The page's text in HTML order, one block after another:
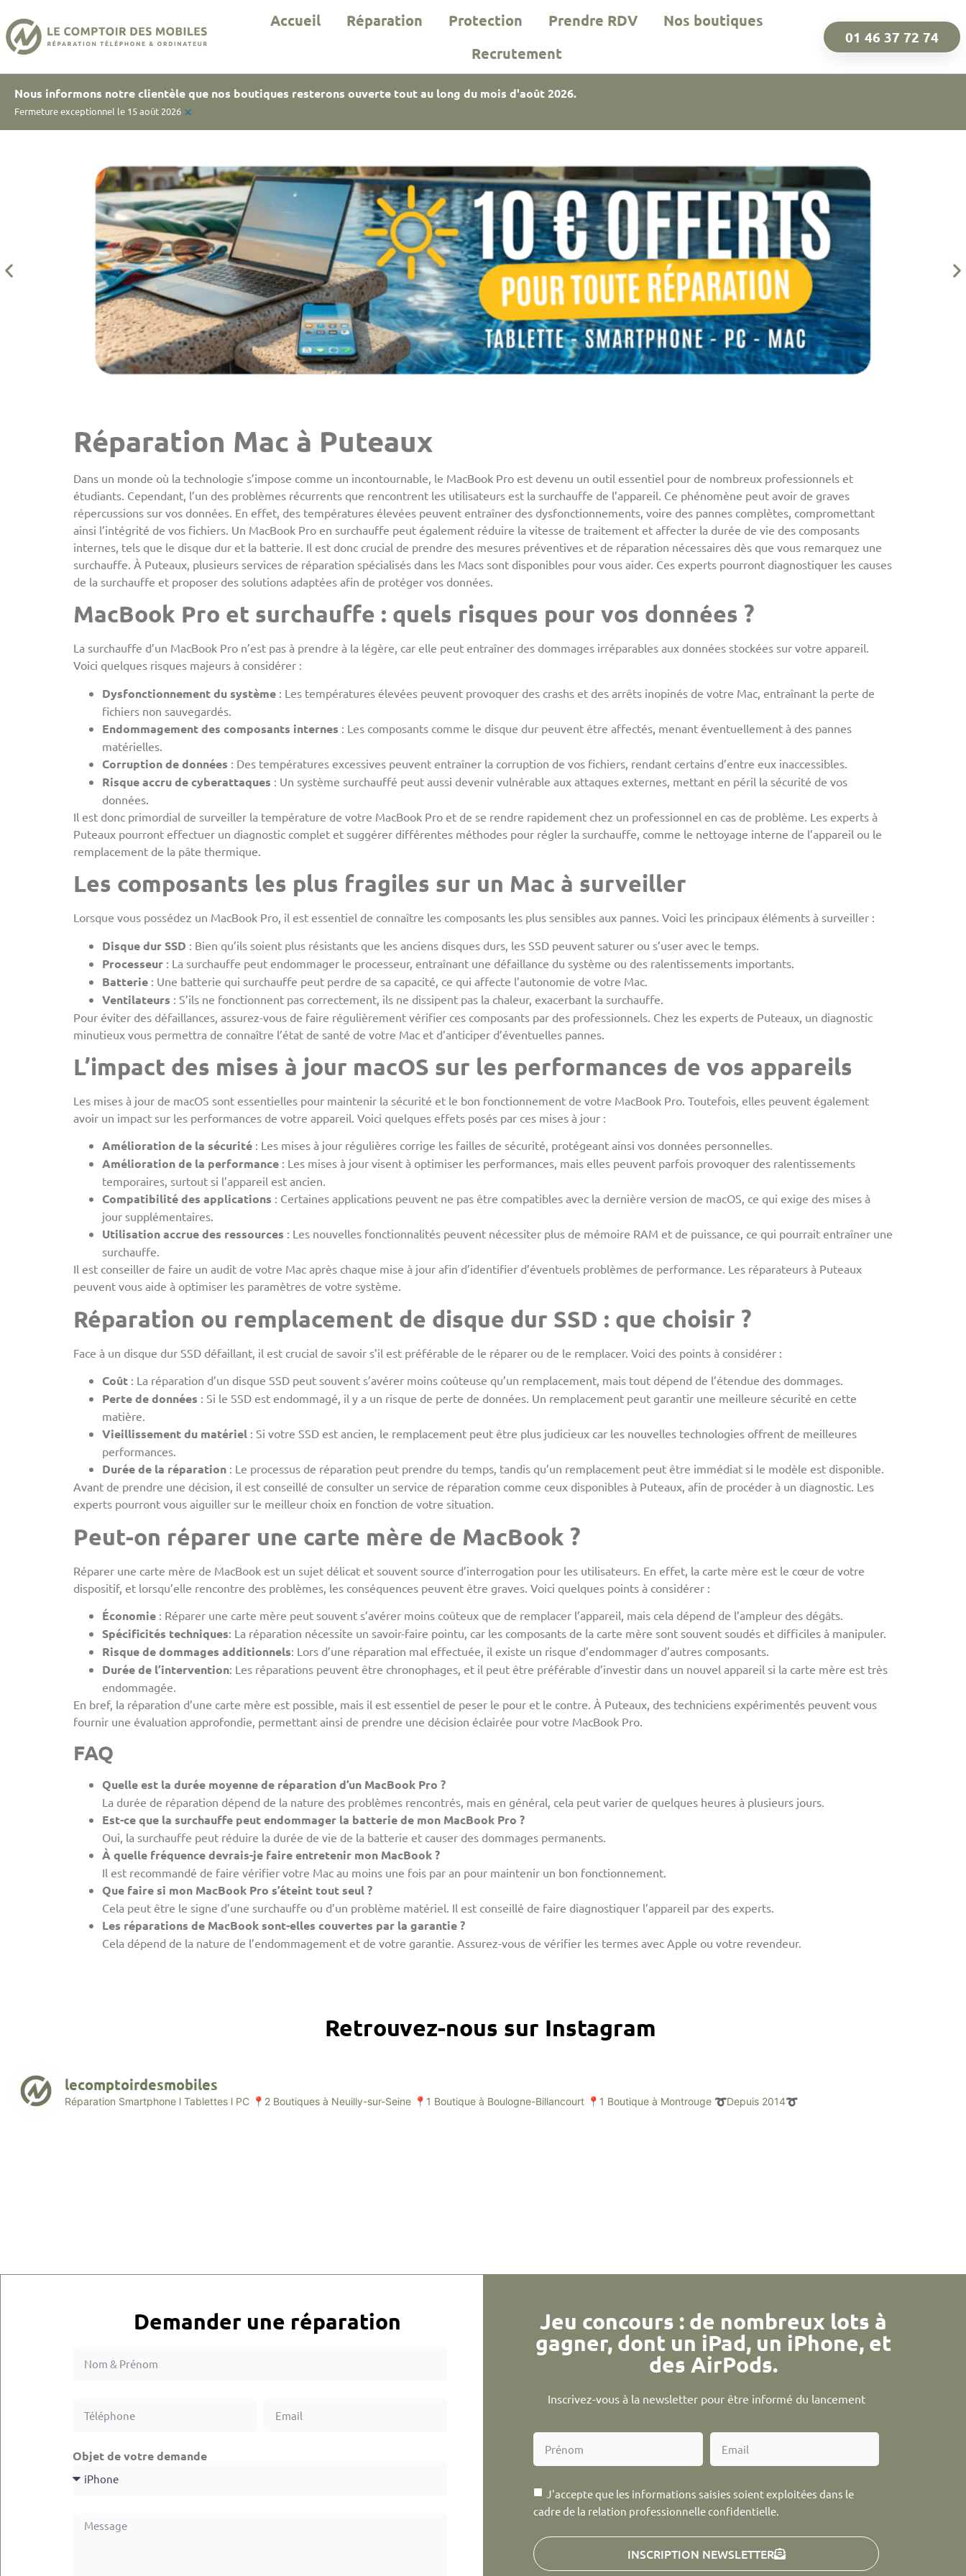
Accueil Réparation Protection Prendre RDV
Nos boutiques
Recrutement
01 46 37 72 74
Nous informons notre clientèle que nos boutiques resterons ouverte tout au long du mois d'août 2026.
Fermeture exceptionnel le 15 août 2026 ×
Réparation Mac à Puteaux
Dans un monde où la technologie s’impose comme un incontournable, le MacBook Pro est devenu un outil essentiel pour de nombreux professionnels et
étudiants. Cependant, l’un des problèmes récurrents que rencontrent les utilisateurs est la surchauffe de l’appareil. Ce phénomène peut avoir de graves
répercussions sur vos données. En effet, des températures élevées peuvent entraîner des dysfonctionnements, voire des pannes complètes, compromettant
ainsi l’intégrité de vos fichiers. Un MacBook Pro en surchauffe peut également réduire la vitesse de traitement et affecter la durée de vie des composants
internes, tels que le disque dur et la batterie. Il est donc crucial de prendre des mesures préventives et de réparation nécessaires dès que vous remarquez une
surchauffe. À Puteaux, plusieurs services de réparation spécialisés dans les Macs sont disponibles pour vous aider. Ces experts pourront diagnostiquer les causes
de la surchauffe et proposer des solutions adaptées afin de protéger vos données.
MacBook Pro et surchauffe : quels risques pour vos données ?
La surchauffe d’un MacBook Pro n’est pas à prendre à la légère, car elle peut entraîner des dommages irréparables aux données stockées sur votre appareil.
Voici quelques risques majeurs à considérer :
Dysfonctionnement du système : Les températures élevées peuvent provoquer des crashs et des arrêts inopinés de votre Mac, entraînant la perte de
fichiers non sauvegardés.
Endommagement des composants internes : Les composants comme le disque dur peuvent être affectés, menant éventuellement à des pannes
matérielles.
Corruption de données : Des températures excessives peuvent entraîner la corruption de vos fichiers, rendant certains d’entre eux inaccessibles.
Risque accru de cyberattaques : Un système surchauffé peut aussi devenir vulnérable aux attaques externes, mettant en péril la sécurité de vos
données.
Il est donc primordial de surveiller la température de votre MacBook Pro et de se rendre rapidement chez un professionnel en cas de problème. Les experts à
Puteaux pourront effectuer un diagnostic complet et suggérer différentes méthodes pour régler la surchauffe, comme le nettoyage interne de l’appareil ou le
remplacement de la pâte thermique.
Les composants les plus fragiles sur un Mac à surveiller
Lorsque vous possédez un MacBook Pro, il est essentiel de connaître les composants les plus sensibles aux pannes. Voici les principaux éléments à surveiller :
Disque dur SSD : Bien qu’ils soient plus résistants que les anciens disques durs, les SSD peuvent saturer ou s’user avec le temps.
Processeur : La surchauffe peut endommager le processeur, entraînant une défaillance du système ou des ralentissements importants.
Batterie : Une batterie qui surchauffe peut perdre de sa capacité, ce qui affecte l’autonomie de votre Mac.
Ventilateurs : S’ils ne fonctionnent pas correctement, ils ne dissipent pas la chaleur, exacerbant la surchauffe.
Pour éviter des défaillances, assurez-vous de faire régulièrement vérifier ces composants par des professionnels. Chez les experts de Puteaux, un diagnostic
minutieux vous permettra de connaître l’état de santé de votre Mac et d’anticiper d’éventuelles pannes.
L’impact des mises à jour macOS sur les performances de vos appareils
Les mises à jour de macOS sont essentielles pour maintenir la sécurité et le bon fonctionnement de votre MacBook Pro. Toutefois, elles peuvent également
avoir un impact sur les performances de votre appareil. Voici quelques effets posés par ces mises à jour :
Amélioration de la sécurité : Les mises à jour régulières corrige les failles de sécurité, protégeant ainsi vos données personnelles.
Amélioration de la performance : Les mises à jour visent à optimiser les performances, mais elles peuvent parfois provoquer des ralentissements
temporaires, surtout si l’appareil est ancien.
Compatibilité des applications : Certaines applications peuvent ne pas être compatibles avec la dernière version de macOS, ce qui exige des mises à
jour supplémentaires.
Utilisation accrue des ressources : Les nouvelles fonctionnalités peuvent nécessiter plus de mémoire RAM et de puissance, ce qui pourrait entraîner une
surchauffe.
Il est conseiller de faire un audit de votre Mac après chaque mise à jour afin d’identifier d’éventuels problèmes de performance. Les réparateurs à Puteaux
peuvent vous aide à optimiser les paramètres de votre système.
Réparation ou remplacement de disque dur SSD : que choisir ?
Face à un disque dur SSD défaillant, il est crucial de savoir s’il est préférable de le réparer ou de le remplacer. Voici des points à considérer :
Coût : La réparation d’un disque SSD peut souvent s’avérer moins coûteuse qu’un remplacement, mais tout dépend de l’étendue des dommages.
Perte de données : Si le SSD est endommagé, il y a un risque de perte de données. Un remplacement peut garantir une meilleure sécurité en cette
matière.
Vieillissement du matériel : Si votre SSD est ancien, le remplacement peut être plus judicieux car les nouvelles technologies offrent de meilleures
performances.
Durée de la réparation : Le processus de réparation peut prendre du temps, tandis qu’un remplacement peut être immédiat si le modèle est disponible.
Avant de prendre une décision, il est conseillé de consulter un service de réparation comme ceux disponibles à Puteaux, afin de procéder à un diagnostic. Les
experts pourront vous aiguiller sur le meilleur choix en fonction de votre situation.
Peut-on réparer une carte mère de MacBook ?
Réparer une carte mère de MacBook est un sujet délicat et souvent source d’interrogation pour les utilisateurs. En effet, la carte mère est le cœur de votre
dispositif, et lorsqu’elle rencontre des problèmes, les conséquences peuvent être graves. Voici quelques points à considérer :
Économie : Réparer une carte mère peut souvent s’avérer moins coûteux que de remplacer l’appareil, mais cela dépend de l’ampleur des dégâts.
Spécificités techniques: La réparation nécessite un savoir-faire pointu, car les composants de la carte mère sont souvent soudés et difficiles à manipuler.
Risque de dommages additionnels: Lors d’une réparation mal effectuée, il existe un risque d’endommager d’autres composants.
Durée de l’intervention: Les réparations peuvent être chronophages, et il peut être préférable d’investir dans un nouvel appareil si la carte mère est très
endommagée.
En bref, la réparation d’une carte mère est possible, mais il est essentiel de peser le pour et le contre. À Puteaux, des techniciens expérimentés peuvent vous
fournir une évaluation approfondie, permettant ainsi de prendre une décision éclairée pour votre MacBook Pro.
FAQ
Quelle est la durée moyenne de réparation d’un MacBook Pro ?
La durée de réparation dépend de la nature des problèmes rencontrés, mais en général, cela peut varier de quelques heures à plusieurs jours.
Est-ce que la surchauffe peut endommager la batterie de mon MacBook Pro ?
Oui, la surchauffe peut réduire la durée de vie de la batterie et causer des dommages permanents.
À quelle fréquence devrais-je faire entretenir mon MacBook ?
Il est recommandé de faire vérifier votre Mac au moins une fois par an pour maintenir un bon fonctionnement.
Que faire si mon MacBook Pro s’éteint tout seul ?
Cela peut être le signe d’une surchauffe ou d’un problème matériel. Il est conseillé de faire diagnostiquer l’appareil par des experts.
Les réparations de MacBook sont-elles couvertes par la garantie ?
Cela dépend de la nature de l’endommagement et de votre garantie. Assurez-vous de vérifier les termes avec Apple ou votre revendeur.
Retrouvez-nous sur Instagram
lecomptoirdesmobiles
Réparation Smartphone l Tablettes l PC 📍2 Boutiques à Neuilly-sur-Seine 📍1 Boutique à Boulogne-Billancourt 📍1 Boutique à Montrouge ➰Depuis 2014➰
Demander une réparation
Objet de votre demande
Jeu concours : de nombreux lots à
gagner, dont un iPad, un iPhone, et
des AirPods.
Inscrivez-vous à la newsletter pour être informé du lancement
J'accepte que les informations saisies soient exploitées dans le
cadre de la relation professionnelle confidentielle.
INSCRIPTION NEWSLETTER